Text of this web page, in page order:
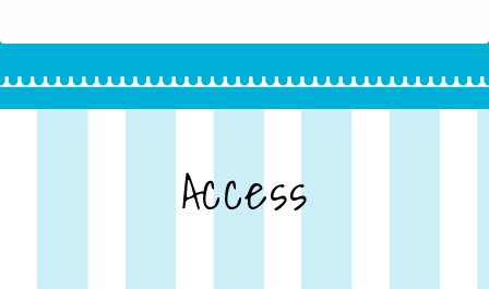
Access